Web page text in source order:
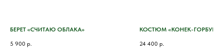
БЕРЕТ «СЧИТАЮ ОБЛАКА»
5 900 р.
КОСТЮМ «КОНЕК-
24 400 р.